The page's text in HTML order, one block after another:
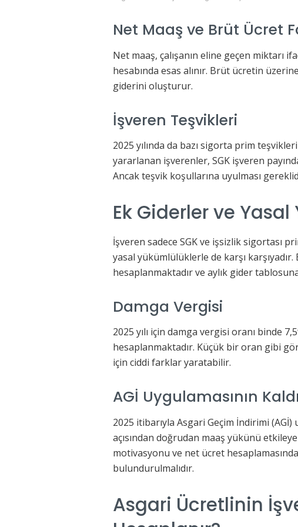
Net Maaş ve Brüt Ücret
Net maaş, çalışanın eline geçen miktarı
hesabında esas alınır. Brüt ücretin
giderini oluşturur.
İşveren Teşvikleri
2025 yılında da bazı sigorta prim
yararlanan işverenler, SGK işveren
Ancak teşvik koşullarına uyulması
Ek Giderler ve
İşveren sadece SGK ve işsizlik sigortası
yasal yükümlülüklerle de karşı
hesaplanmaktadır ve aylık gider
Damga Vergisi
2025 yılı için damga vergisi oranı binde
hesaplanmaktadır. Küçük bir oran gibi
için ciddi farklar yaratabilir.
AGİ Uygulamasının
2025 itibarıyla Asgari Geçim İndirimi (AGİ)
açısından doğrudan maaş yükünü
motivasyonu ve net ücret
bulundurulmalıdır.
Asgari Ücretlinin